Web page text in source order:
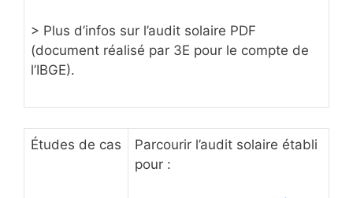
> Plus d’infos sur l’audit solaire PDF
(document réalisé par 3E pour le compte de
l’IBGE).
Études de cas
Parcourir l’audit solaire établi
pour :